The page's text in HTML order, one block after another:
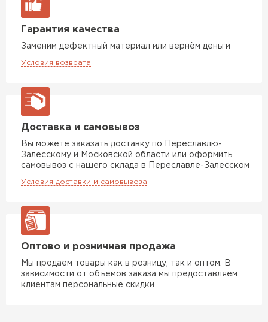
Гарантия качества
Заменим дефектный материал или вернём деньги
Условия возврата
Доставка и самовывоз
Вы можете заказать доставку по Переславлю-
Залесскому и Московской области или оформить
самовывоз с нашего склада в Переславле-Залесском
Условия доставки и самовывоза
Оптово и розничная продажа
Мы продаем товары как в розницу, так и оптом. В
зависимости от объемов заказа мы предоставляем
клиентам персональные скидки